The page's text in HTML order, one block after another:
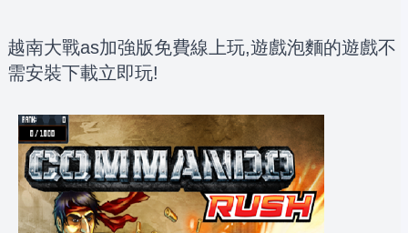
越南大戰as加強版免費線上玩,遊戲泡麵的遊戲不
需安裝下載立即玩!